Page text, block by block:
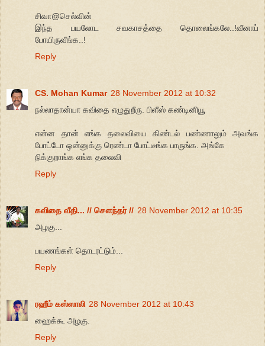
சிவா@செல்வின்
இந்த பயலோட சவகாசத்தை தொலைங்கலே..!வீனாப்
போயிருவீங்க..!
Reply
CS. Mohan Kumar 28 November 2012 at 10:32
நல்லாதான்யா கவிதை எழுதுறீரு. பிளீஸ் கண்டினியூ
என்ன தான் எங்க தலைவியை கிண்டல் பண்ணாலும் அவங்க
போட்டோ ஒன்னுக்கு ரெண்டா போட்டீங்க பாருங்க. அங்கே
நிக்குறாங்க எங்க தலைவி
Reply
கவிதை வீதி... // சௌந்தர் // 28 November 2012 at 10:35
அழகு...
பயணங்கள் தொடரட்டும்...
Reply
ரஹீம் கஸ்ஸாலி 28 November 2012 at 10:43
ஹைக்கூ அழகு.
Reply